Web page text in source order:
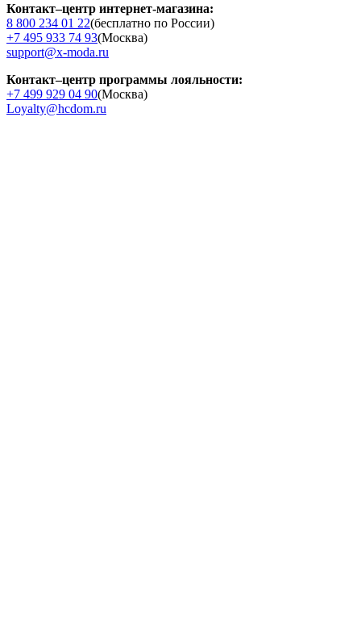
Контакт–центр интернет-магазина:
8 800 234 01 22(бесплатно по России)
+7 495 933 74 93(Москва)
support@x-moda.ru
Контакт–центр программы лояльности:
+7 499 929 04 90(Москва)
Loyalty@hcdom.ru